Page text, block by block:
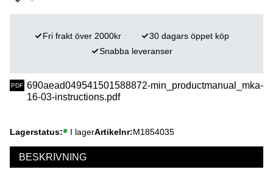
Lägg till i favoriter
Lagerstatus I lagerArtikelnr M1854035
690aead049541501588872-min_productmanual_mka-
16-03-instructions.pdf
Fri frakt över 2000kr
30 dagars öppet köp
Snabba leveranser
BESKRIVNING